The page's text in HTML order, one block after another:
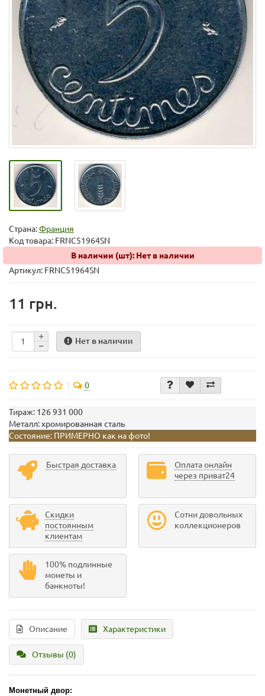
Страна:Франция
Код товара: FRNC51964SN
В наличии (шт): Нет в наличии
Артикул: FRNC51964SN
11 грн.
Нет в наличии
0
Тираж: 126 931 000
Металл:хромированная сталь
Состояние: ПРИМЕРНО как на фото!
Быстрая доставка
Оплата онлайн
через приват24
Скидки
постоянным
клиентам
Сотни довольных
коллекционеров
100% подлинные
монеты и
банкноты!
Описание Характеристики
Отзывы (0)
Монетный двор: